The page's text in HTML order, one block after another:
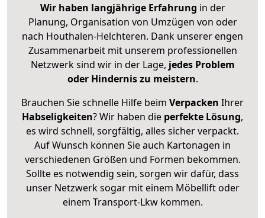
Wir haben langjährige Erfahrung in der
Planung, Organisation von Umzügen von oder
nach Houthalen-Helchteren. Dank unserer engen
Zusammenarbeit mit unserem professionellen
Netzwerk sind wir in der Lage, jedes Problem
oder Hindernis zu meistern.
Brauchen Sie schnelle Hilfe beim Verpacken Ihrer
Habseligkeiten? Wir haben die perfekte Lösung,
es wird schnell, sorgfältig, alles sicher verpackt.
Auf Wunsch können Sie auch Kartonagen in
verschiedenen Größen und Formen bekommen.
Sollte es notwendig sein, sorgen wir dafür, dass
unser Netzwerk sogar mit einem Möbellift oder
einem Transport-Lkw kommen.